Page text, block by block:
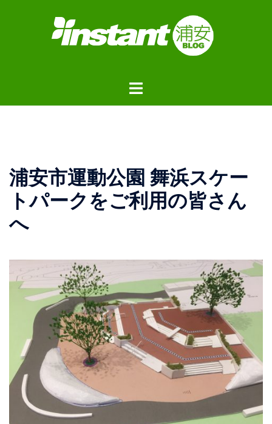
ト
ー
浦安市運動公園 舞浜スケー
トパークをご利用の皆さん
へ